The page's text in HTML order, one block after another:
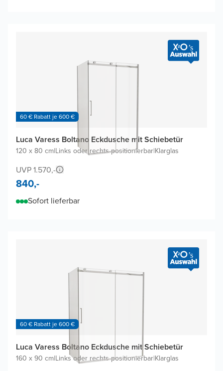
60 € Rabatt je 600 €
Luca Varess Boltano Eckdusche mit Schiebetür
120 x 80 cm|Links oder rechts positionierbar|Klarglas
UVP 1.570,-
840,-
Sofort lieferbar
60 € Rabatt je 600 €
Luca Varess Boltano Eckdusche mit Schiebetür
160 x 90 cm|Links oder rechts positionierbar|Klarglas